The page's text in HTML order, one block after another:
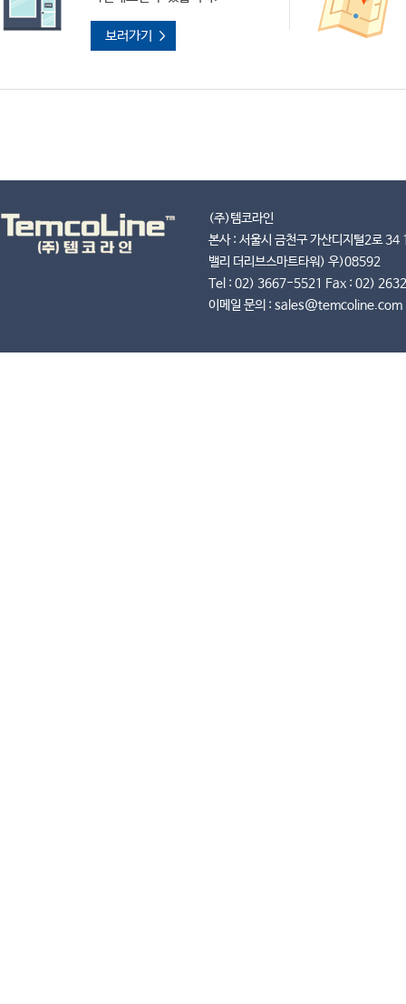
보러가기
(주)템코라인
본사 : 서울시 금천구 가산디지털2로
밸리 더리브스마트타워) 우)08592
Tel : 02) 3667-5521 Fax : 02)
이메일 문의 : sales@temcoline.com